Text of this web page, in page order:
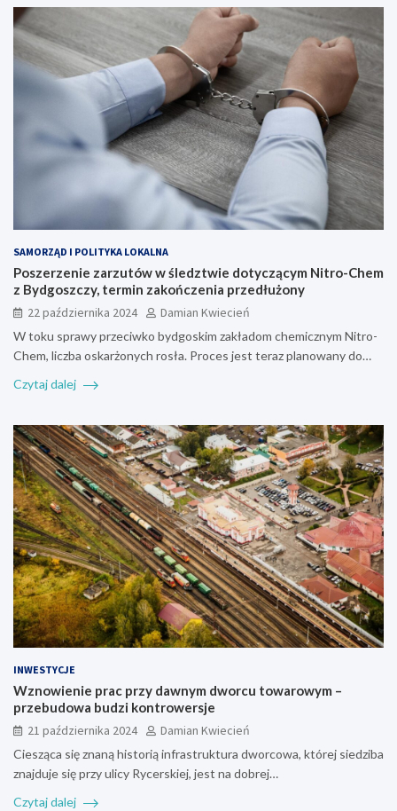
SAMORZĄD I POLITYKA LOKALNA
Poszerzenie zarzutów w śledztwie dotyczącym Nitro-Chem
z Bydgoszczy, termin zakończenia przedłużony
22 października 2024
Damian Kwiecień
W toku sprawy przeciwko bydgoskim zakładom chemicznym Nitro-
Chem, liczba oskarżonych rosła. Proces jest teraz planowany do…
Czytaj dalej
INWESTYCJE
Wznowienie prac przy dawnym dworcu towarowym –
przebudowa budzi kontrowersje
21 października 2024
Damian Kwiecień
Ciesząca się znaną historią infrastruktura dworcowa, której siedziba
znajduje się przy ulicy Rycerskiej, jest na dobrej…
Czytaj dalej